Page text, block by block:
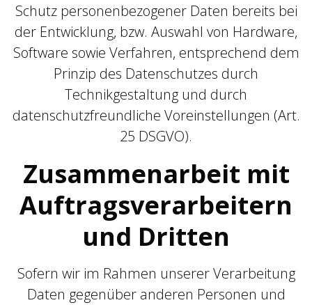
Schutz personenbezogener Daten bereits bei
der Entwicklung, bzw. Auswahl von Hardware,
Software sowie Verfahren, entsprechend dem
Prinzip des Datenschutzes durch
Technikgestaltung und durch
datenschutzfreundliche Voreinstellungen (Art.
25 DSGVO).
Zusammenarbeit mit
Auftragsverarbeitern
und Dritten
Sofern wir im Rahmen unserer Verarbeitung
Daten gegenüber anderen Personen und